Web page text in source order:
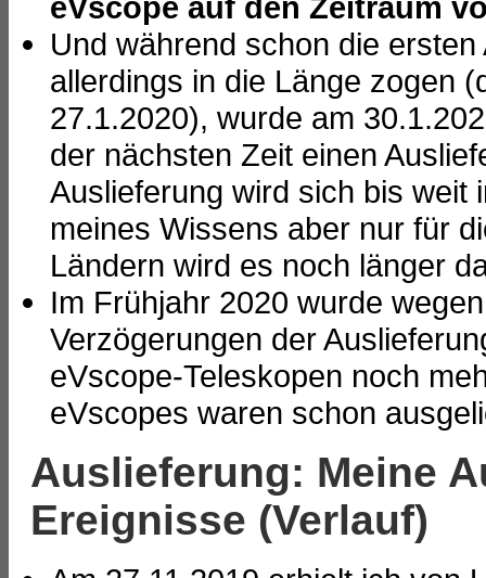
eVscope auf den Zeitraum
Und während schon die
allerdings in die Länge zogen
27.1.2020), wurde am
der nächsten Zeit einen
Auslieferung wird sich bis weit
meines Wissens aber nur für
Ländern wird es noch länger
Im Frühjahr 2020 wurde
Verzögerungen der
eVscope-Teleskopen noch
eVscopes waren schon
Auslieferung: Meine
Ereignisse (Verlauf)